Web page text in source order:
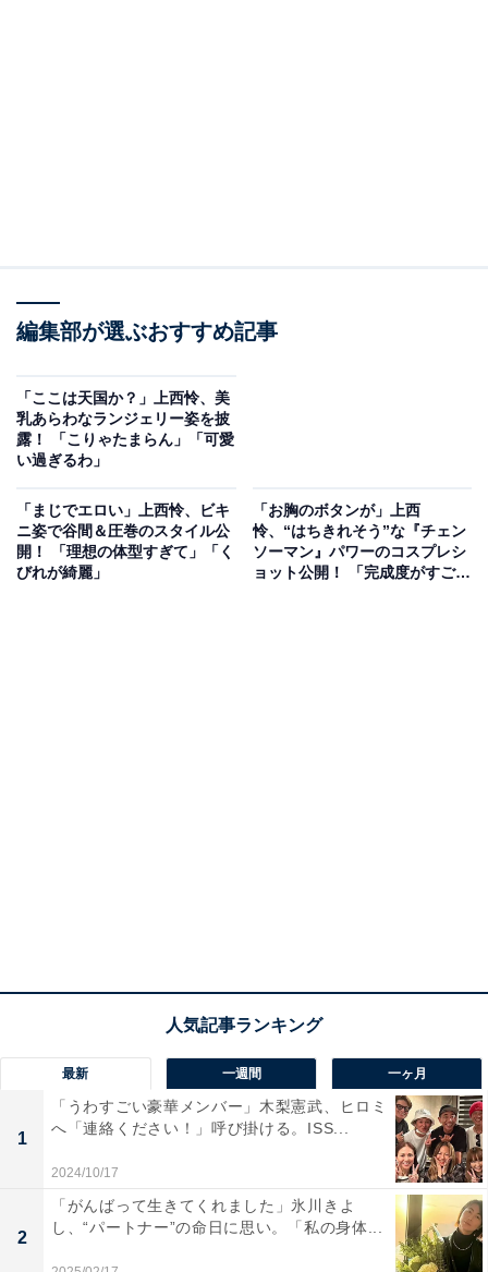
編集部が選ぶおすすめ記事
「ここは天国か？」上西怜、美
乳あらわなランジェリー姿を披
露！ 「こりゃたまらん」「可愛
い過ぎるわ」
「まじでエロい」上西怜、ビキ
ニ姿で谷間＆圧巻のスタイル公
開！ 「理想の体型すぎて」「く
びれが綺麗」
「お胸のボタンが」上西
怜、“はちきれそう”な『チェン
ソーマン』パワーのコスプレシ
ョット公開！ 「完成度がすご
最新 一週間 一ヶ月
1
「うわすごい豪華メンバー」木梨憲武、ヒロミ
へ「連絡ください！」呼び掛ける。ISS...
2024/10/17
2
「がんばって生きてくれました」氷川きよ
し、“パートナー”の命日に思い。「私の身体...